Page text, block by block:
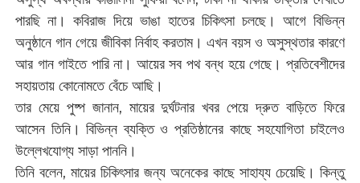
পারছি না। কবিরাজ দিয়ে ভাঙা হাতের চিকিৎসা চলছে। আগে বিভিন্ন
অনুষ্ঠানে গান গেয়ে জীবিকা নির্বাহ করতাম। এখন বয়স ও অসুস্থতার কারণে
আর গান গাইতে পারি না। আয়ের সব পথ বন্ধ হয়ে গেছে। প্রতিবেশীদের
সহায়তায় কোনোমতে বেঁচে আছি।
তার মেয়ে পুষ্প জানান, মায়ের দুর্ঘটনার খবর পেয়ে দ্রুত বাড়িতে ফিরে
আসেন তিনি। বিভিন্ন ব্যক্তি ও প্রতিষ্ঠানের কাছে সহযোগিতা চাইলেও
উল্লেখযোগ্য সাড়া পাননি।
তিনি বলেন, মায়ের চিকিৎসার জন্য অনেকের কাছে সাহায্য চেয়েছি। কিন্তু